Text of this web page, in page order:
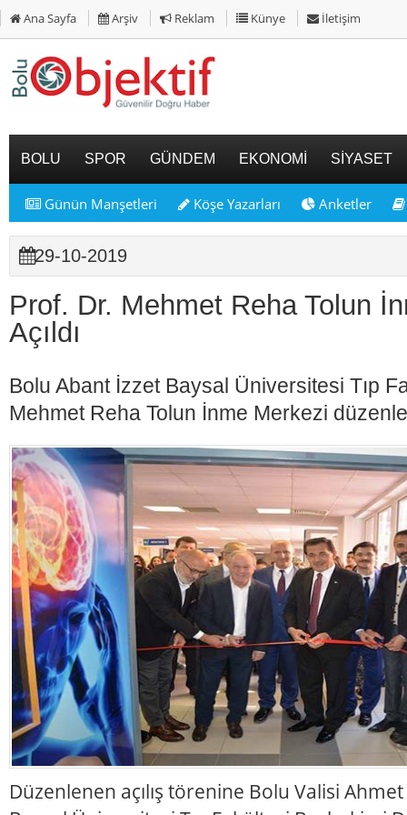
Ana Sayfa Arşiv Reklam Künye İletişim
BOLU SPOR GÜNDEM EKONOMİ SİYASET
Günün Manşetleri Köşe Yazarları Anketler
29-10-2019
Prof. Dr. Mehmet Reha Tolun
Açıldı
Bolu Abant İzzet Baysal Üniversitesi Tıp
Mehmet Reha Tolun İnme Merkezi
Düzenlenen açılış törenine Bolu Valisi